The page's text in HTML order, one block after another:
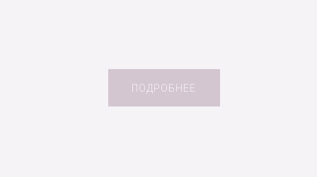
ПОДРОБНЕЕ